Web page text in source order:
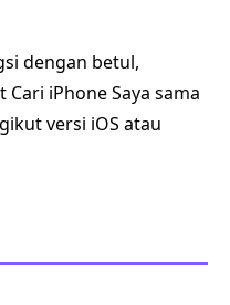
dengan betul,
iPhone Saya sama
versi iOS atau